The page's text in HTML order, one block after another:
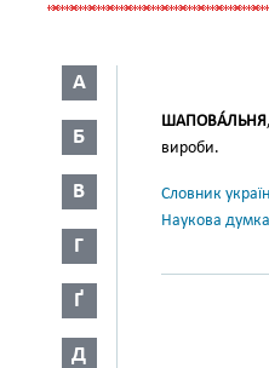
А
Б
В
Г
Ґ
Д
ШАПОВА́ЛЬНЯ
вироби.
Словник
Наукова